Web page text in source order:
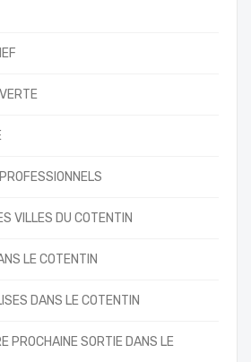
VILLES DU COTENTIN
LE COTENTIN
DANS LE COTENTIN
PROCHAINE SORTIE DANS LE